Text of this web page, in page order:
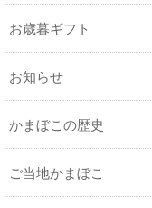
お歳暮ギフト
お知らせ
かまぼこの歴史
ご当地かまぼこ